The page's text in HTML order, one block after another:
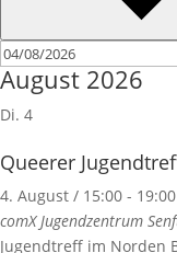
August 2026
Di. 4
Queerer
4. August / 15:00 - 19:00
comX Jugendzentrum
Jugendtreff im Norden